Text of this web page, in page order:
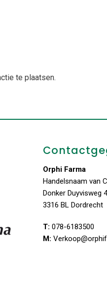
te plaatsen.
Orphi Farma
Handelsnaam van
Donker Duyvisweg
3316 BL Dordrecht
T: 078-6183500
M: